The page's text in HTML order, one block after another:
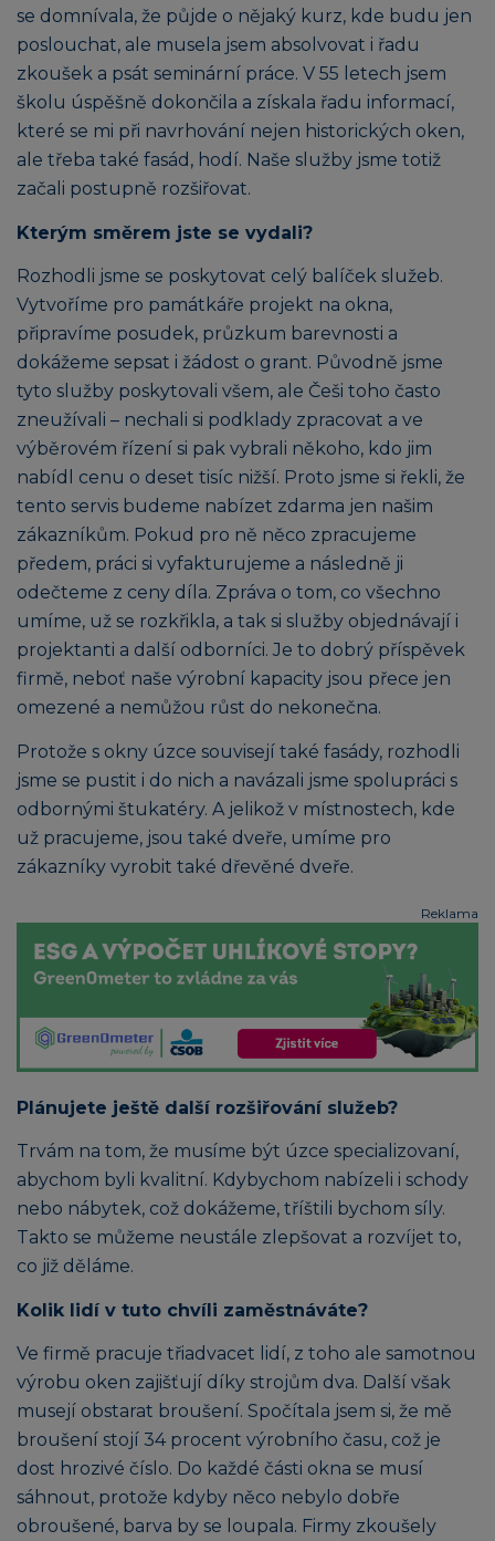
se domnívala, že půjde o nějaký kurz, kde budu jen
poslouchat, ale musela jsem absolvovat i řadu
zkoušek a psát seminární práce. V 55 letech jsem
školu úspěšně dokončila a získala řadu informací,
které se mi při navrhování nejen historických oken,
ale třeba také fasád, hodí. Naše služby jsme totiž
začali postupně rozšiřovat.
Kterým směrem jste se vydali?
Rozhodli jsme se poskytovat celý balíček služeb.
Vytvoříme pro památkáře projekt na okna,
připravíme posudek, průzkum barevnosti a
dokážeme sepsat i žádost o grant. Původně jsme
tyto služby poskytovali všem, ale Češi toho často
zneužívali – nechali si podklady zpracovat a ve
výběrovém řízení si pak vybrali někoho, kdo jim
nabídl cenu o deset tisíc nižší. Proto jsme si řekli, že
tento servis budeme nabízet zdarma jen našim
zákazníkům. Pokud pro ně něco zpracujeme
předem, práci si vyfakturujeme a následně ji
odečteme z ceny díla. Zpráva o tom, co všechno
umíme, už se rozkřikla, a tak si služby objednávají i
projektanti a další odborníci. Je to dobrý příspěvek
firmě, neboť naše výrobní kapacity jsou přece jen
omezené a nemůžou růst do nekonečna.
Protože s okny úzce souvisejí také fasády, rozhodli
jsme se pustit i do nich a navázali jsme spolupráci s
odbornými štukatéry. A jelikož v místnostech, kde
už pracujeme, jsou také dveře, umíme pro
zákazníky vyrobit také dřevěné dveře.
Reklama
Plánujete ještě další rozšiřování služeb?
Trvám na tom, že musíme být úzce specializovaní,
abychom byli kvalitní. Kdybychom nabízeli i schody
nebo nábytek, což dokážeme, tříštili bychom síly.
Takto se můžeme neustále zlepšovat a rozvíjet to,
co již děláme.
Kolik lidí v tuto chvíli zaměstnáváte?
Ve firmě pracuje třiadvacet lidí, z toho ale samotnou
výrobu oken zajišťují díky strojům dva. Další však
musejí obstarat broušení. Spočítala jsem si, že mě
broušení stojí 34 procent výrobního času, což je
dost hrozivé číslo. Do každé části okna se musí
sáhnout, protože kdyby něco nebylo dobře
obroušené, barva by se loupala. Firmy zkoušely